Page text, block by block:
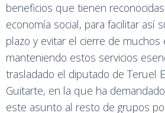
beneficios que tienen
economía social, para facilitar así
plazo y evitar el cierre de muchos
manteniendo estos servicios
trasladado el diputado de Teruel
Guitarte, en la que ha
este asunto al resto de grupos